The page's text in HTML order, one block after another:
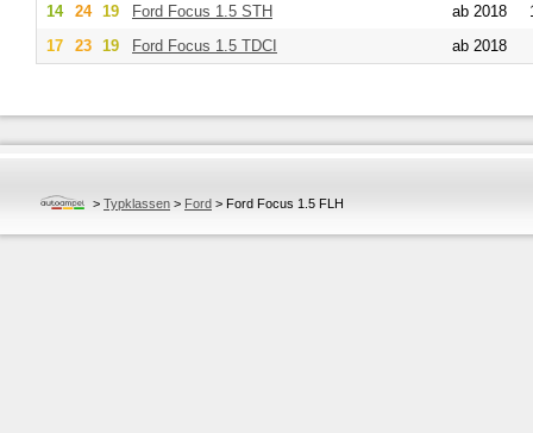
14
24 19 Ford Focus 1.5 STH ab 2018
17
23 19 Ford Focus 1.5 TDCI ab 2018
> Typklassen > Ford > Ford Focus 1.5 FLH